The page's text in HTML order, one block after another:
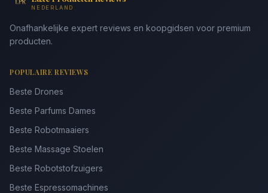
NEDERLAND
Onafhankelijke expert reviews en koopgidsen voor premium
producten.
POPULAIRE REVIEWS
Beste Drones
Beste Parfums Dames
Beste Robotmaaiers
Beste Massage Stoelen
Beste Robotstofzuigers
Beste Espressomachines